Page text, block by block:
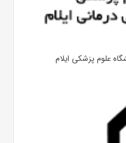
علوم پزشکی ایلام